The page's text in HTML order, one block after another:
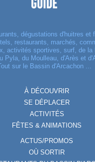
dégustations d'huitres et
restaurants, marchés,
activités sportives, surf, de la
Pyla, du Moulleau, d'Arès et
sur le Bassin d'Arcachon ...
À DÉCOUVRIR
SE DÉPLACER
ACTIVITÉS
FÊTES & ANIMATIONS
ACTUS/PROMOS
OÙ SORTIR